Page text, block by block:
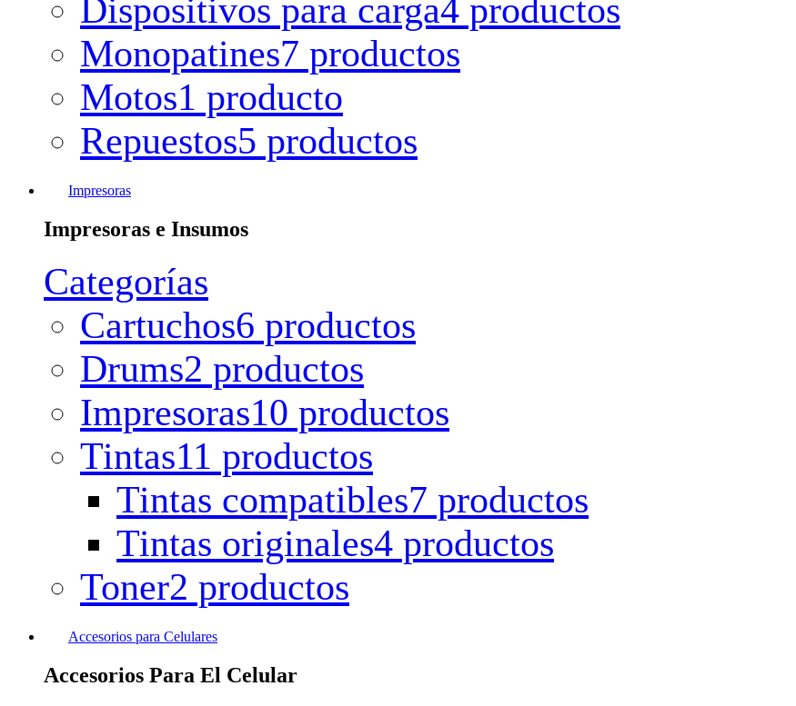
Dispositivos para carga4 productos
Monopatines7 productos
Motos1 producto
Repuestos5 productos
Impresoras
Impresoras e Insumos
Categorías
Cartuchos6 productos
Drums2 productos
Impresoras10 productos
Tintas11 productos
Tintas compatibles7 productos
Tintas originales4 productos
Toner2 productos
Accesorios para Celulares
Accesorios Para El Celular